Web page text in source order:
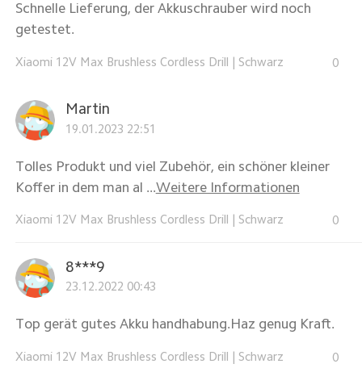
Schnelle Lieferung, der Akkuschrauber wird noch
getestet.
Xiaomi 12V Max Brushless Cordless Drill Schwarz 0
Martin
19.01.2023 22:51
Tolles Produkt und viel Zubehör, ein schöner kleiner
Koffer in dem man al ... Weitere Informationen
Xiaomi 12V Max Brushless Cordless Drill Schwarz 0
8***9
23.12.2022 00:43
Top gerät gutes Akku handhabung.Haz genug Kraft.
Xiaomi 12V Max Brushless Cordless Drill | Schwarz 0